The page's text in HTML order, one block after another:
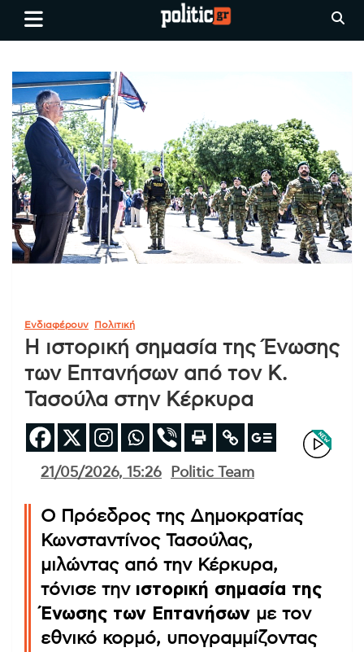
Skip
Ειδήσεις απο τη
Θεσσαλονίκη, την Ελλάδα και
όλο τον Κόσμο
politic.gr
Ενδιαφέρουν Πολιτική
Η ιστορική σημασία της Ένωσης
των Επτανήσων από τον Κ.
Τασούλα στην Κέρκυρα
21/05/2026, 15:26 Politic Team
Ο Πρόεδρος της Δημοκρατίας
Κωνσταντίνος Τασούλας,
μιλώντας από την Κέρκυρα,
τόνισε την ιστορική σημασία της
Ένωσης των Επτανήσων με τον
εθνικό κορμό, υπογραμμίζοντας